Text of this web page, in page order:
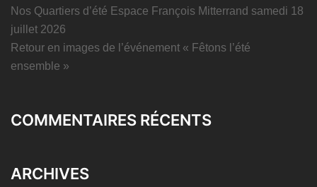
Nos Quartiers d’été Espace François Mitterrand samedi 18
juillet 2026
Retour en images de l’événement « Fêtons l’été
ensemble »
COMMENTAIRES RÉCENTS
ARCHIVES